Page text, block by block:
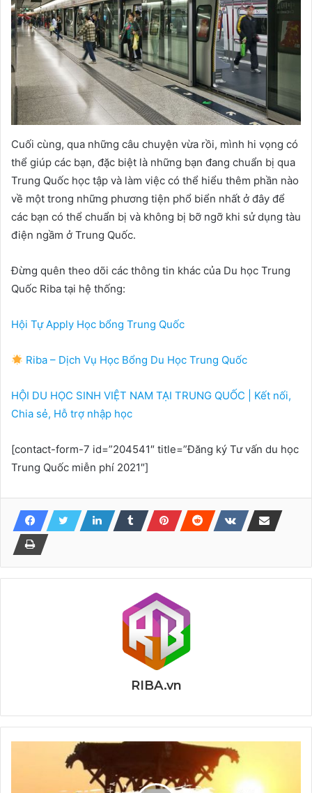
Cuối cùng, qua những câu chuyện vừa rồi, mình hi vọng có
thể giúp các bạn, đặc biệt là những bạn đang chuẩn bị qua
Trung Quốc học tập và làm việc có thể hiểu thêm phần nào
về một trong những phương tiện phổ biển nhất ở đây để
các bạn có thể chuẩn bị và không bị bỡ ngỡ khi sử dụng tàu
điện ngầm ở Trung Quốc.
Đừng quên theo dõi các thông tin khác của Du học Trung
Quốc Riba tại hệ thống:
Hội Tự Apply Học bổng Trung Quốc
Riba – Dịch Vụ Học Bổng Du Học Trung Quốc
HỘI DU HỌC SINH VIỆT NAM TẠI TRUNG QUỐC | Kết nối,
Chia sẻ, Hỗ trợ nhập học
[contact-form-7 id=”204541″ title=”Đăng ký Tư vấn du học
Trung Quốc miễn phí 2021″]
RIBA.vn